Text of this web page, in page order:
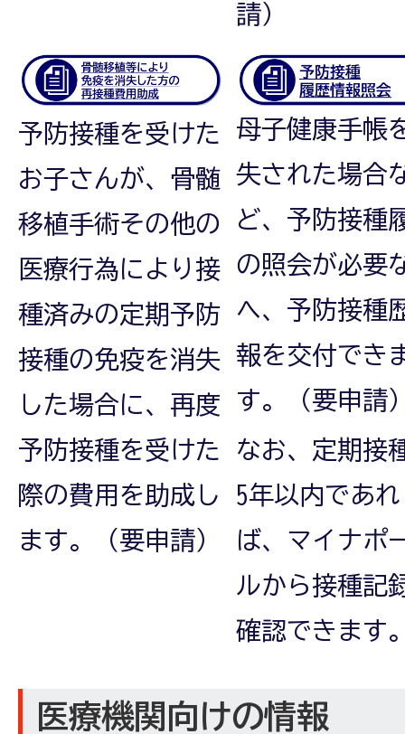
請）
予防接種を受けた
お子さんが、骨髄
移植手術その他の
医療行為により接
種済みの定期予防
接種の免疫を消失
した場合に、再度
予防接種を受けた
際の費用を助成し
ます。（要申請）
母子健康手帳
失された場合
ど、予防接種
の照会が必要
へ、予防接種
報を交付でき
す。（要申請
なお、定期接
5年以内であれ
ば、マイナポ
ルから接種記
確認できます
医療機関向けの情報